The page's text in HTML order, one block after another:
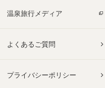
温泉旅行メディア
よくあるご質問
プライバシーポリシー